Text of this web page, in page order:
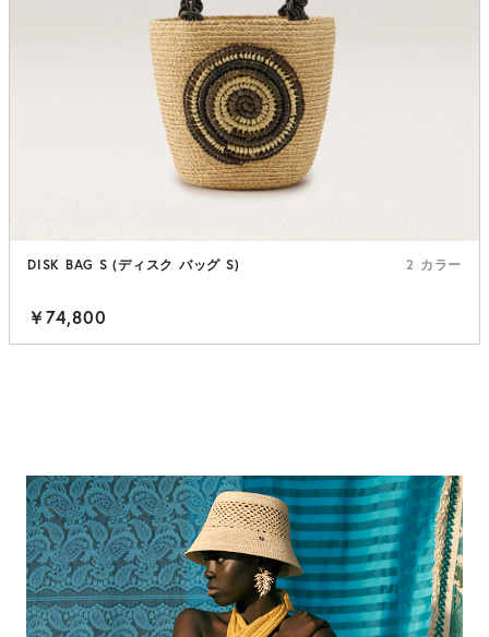
DISK BAG S (ディスク バッグ S) 2 カラー
￥74,800